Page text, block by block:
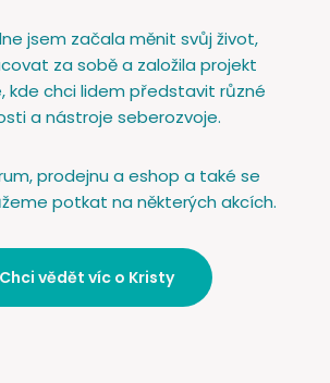
jsem začala měnit svůj život,
za sobě a založila projekt
kde chci lidem představit různé
a nástroje seberozvoje.
prodejnu a eshop a také se
potkat na některých akcích.
Chci vědět víc o Kristy